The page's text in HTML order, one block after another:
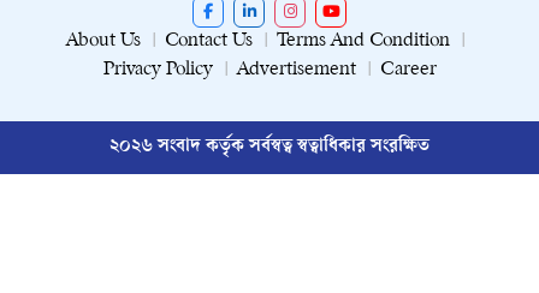
About Us Contact Us
Terms And Condition
Privacy Policy
Advertisement Career
২০২৬ সংবাদ কর্তৃক সর্বস্বত্ব স্বত্বাধিকার সংরক্ষিত